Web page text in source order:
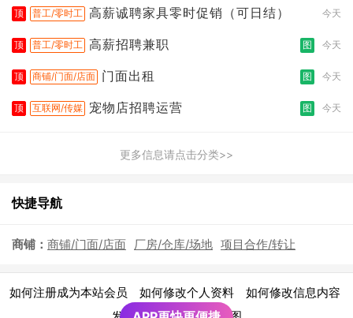
顶 普工/零时工 高薪诚聘家具零时促销（可日结） 今天
顶 普工/零时工 高薪招聘兼职 图 今天
顶 商铺/门面/店面 门面出租 图 今天
顶 互联网/传媒 宠物店招聘运营 图 今天
更多信息请点击分类>>
快捷导航
商铺： 商铺/门面/店面 厂房/仓库/场地 项目合作/转让
如何注册成为本站会员 如何修改个人资料 如何修改信息内容
|